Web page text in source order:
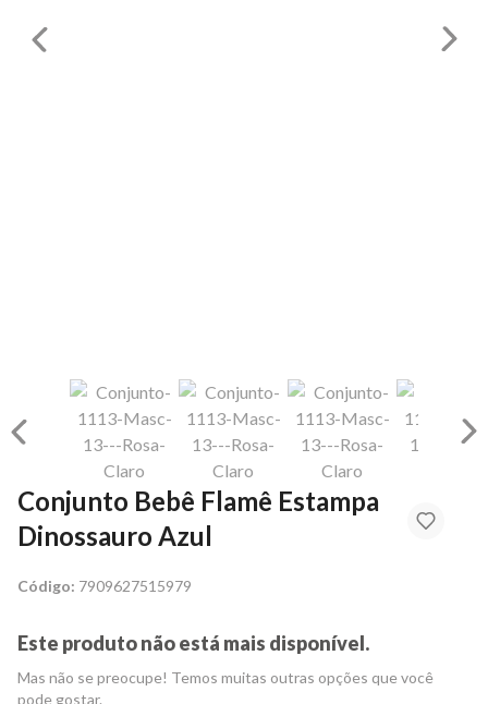
Conjunto Bebê Flamê Estampa
Dinossauro Azul
Código: 7909627515979
Este produto não está mais disponível.
Mas não se preocupe! Temos muitas outras opções que você
pode gostar.